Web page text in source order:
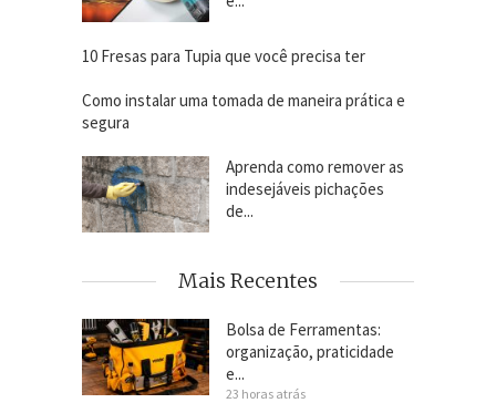
10 Fresas para Tupia que você precisa ter
Como instalar uma tomada de maneira prática e
segura
Aprenda como remover as
indesejáveis pichações
de...
Mais Recentes
Bolsa de Ferramentas:
organização, praticidade
e...
23 horas atrás